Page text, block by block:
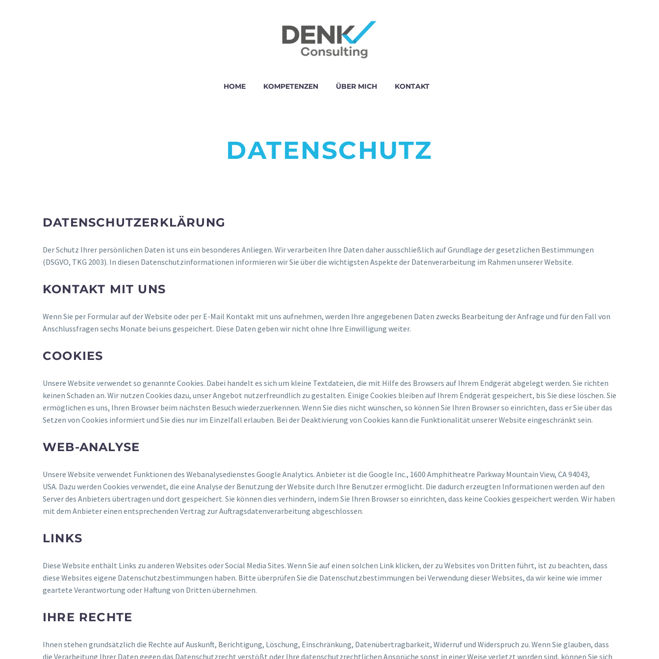
HOME KOMPETENZEN ÜBER MICH KONTAKT
DATENSCHUTZ
DATENSCHUTZERKLÄRUNG
Der Schutz Ihrer persönlichen Daten ist uns ein besonderes Anliegen. Wir verarbeiten Ihre Daten daher ausschließlich auf Grundlage der gesetzlichen Bestimmungen
(DSGVO, TKG 2003). In diesen Datenschutzinformationen informieren wir Sie über die wichtigsten Aspekte der Datenverarbeitung im Rahmen unserer Website.
KONTAKT MIT UNS
Wenn Sie per Formular auf der Website oder per E-Mail Kontakt mit uns aufnehmen, werden Ihre angegebenen Daten zwecks Bearbeitung der Anfrage und für den Fall von
Anschlussfragen sechs Monate bei uns gespeichert. Diese Daten geben wir nicht ohne Ihre Einwilligung weiter.
COOKIES
Unsere Website verwendet so genannte Cookies. Dabei handelt es sich um kleine Textdateien, die mit Hilfe des Browsers auf Ihrem Endgerät abgelegt werden. Sie richten
keinen Schaden an. Wir nutzen Cookies dazu, unser Angebot nutzerfreundlich zu gestalten. Einige Cookies bleiben auf Ihrem Endgerät gespeichert, bis Sie diese löschen. Sie
ermöglichen es uns, Ihren Browser beim nächsten Besuch wiederzuerkennen. Wenn Sie dies nicht wünschen, so können Sie Ihren Browser so einrichten, dass er Sie über das
Setzen von Cookies informiert und Sie dies nur im Einzelfall erlauben. Bei der Deaktivierung von Cookies kann die Funktionalität unserer Website eingeschränkt sein.
WEB-ANALYSE
Unsere Website verwendet Funktionen des Webanalysedienstes Google Analytics. Anbieter ist die Google Inc., 1600 Amphitheatre Parkway Mountain View, CA 94043,
USA. Dazu werden Cookies verwendet, die eine Analyse der Benutzung der Website durch Ihre Benutzer ermöglicht. Die dadurch erzeugten Informationen werden auf den
Server des Anbieters übertragen und dort gespeichert. Sie können dies verhindern, indem Sie Ihren Browser so einrichten, dass keine Cookies gespeichert werden. Wir haben
mit dem Anbieter einen entsprechenden Vertrag zur Auftragsdatenverarbeitung abgeschlossen.
LINKS
Diese Website enthält Links zu anderen Websites oder Social Media Sites. Wenn Sie auf einen solchen Link klicken, der zu Websites von Dritten führt, ist zu beachten, dass
diese Websites eigene Datenschutzbestimmungen haben. Bitte überprüfen Sie die Datenschutzbestimmungen bei Verwendung dieser Websites, da wir keine wie immer
geartete Verantwortung oder Haftung von Dritten übernehmen.
IHRE RECHTE
Ihnen stehen grundsätzlich die Rechte auf Auskunft, Berichtigung, Löschung, Einschränkung, Datenübertragbarkeit, Widerruf und Widerspruch zu. Wenn Sie glauben, dass
die Verarbeitung Ihrer Daten gegen das Datenschutzrecht verstößt oder Ihre datenschutzrechtlichen Ansprüche sonst in einer Weise verletzt worden sind, können Sie sich